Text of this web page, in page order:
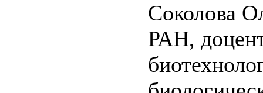
Соколова
РАН,